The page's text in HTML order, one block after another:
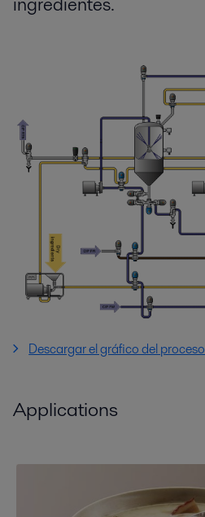
Descargar el gráfico del proceso
Applications